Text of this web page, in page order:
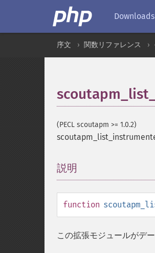
Downloads
序文 関数リファレンス
(PECL scoutapm >= 1.0.2)
説明
function
この拡張モジュールがデ